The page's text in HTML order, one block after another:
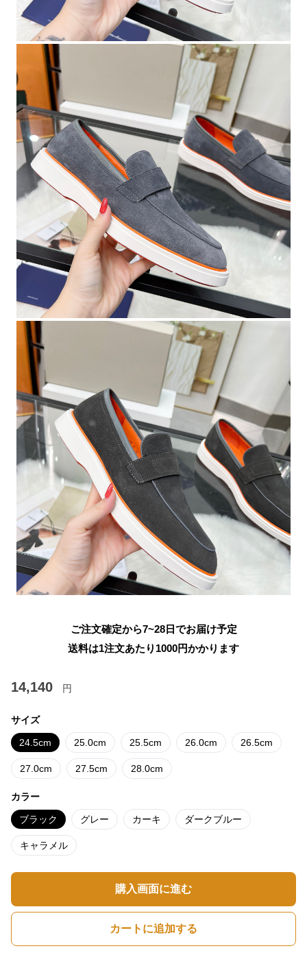
ご注文確定から7~28日でお届け予定
送料は1注文あたり 1000円かかります
14,140 円
サイズ
24.5cm 25.0cm 25.5cm 26.0cm 26.5cm
27.0cm 27.5cm 28.0cm
カラー
ブラック グレー カーキ ダークブルー
キャラメル
購入画面に進む
カートに追加する